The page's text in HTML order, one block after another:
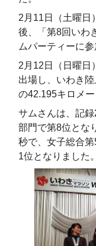
2 月11日（土曜日
後、「第8回いわ
ムパーティーに参
2 月12日（日曜日
出場し、いわき
の42.195キロメ
サムさんは、記
部門で第8位とな
秒で、女子総合
1位となりました。